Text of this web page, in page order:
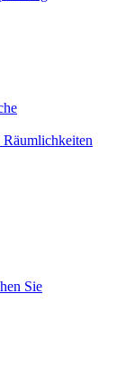
Räumlichkeiten
Sie